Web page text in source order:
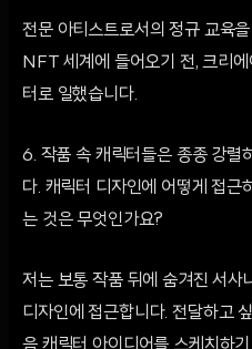
전문 아티스트로서의 정규 교육
NFT 세계에 들어오기 전, 크리
터로 일했습니다.
6. 작품 속 캐릭터들은 종종 강렬
다. 캐릭터 디자인에 어떻게 접근
는 것은 무엇인가요?
저는 보통 작품 뒤에 숨겨진 서사
디자인에 접근합니다. 전달하고